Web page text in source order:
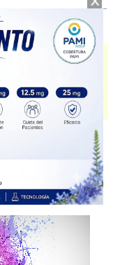
. Es
1 presentación
PAMI.